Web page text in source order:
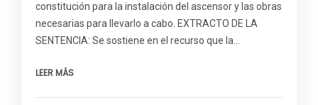
constitución para la instalación del ascensor y las obras
necesarias para llevarlo a cabo. EXTRACTO DE LA
SENTENCIA: Se sostiene en el recurso que la…
LEER MÁS